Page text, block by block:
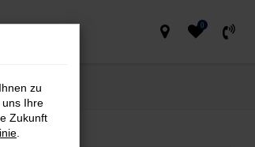
0
zu
Ihre
Zukunft